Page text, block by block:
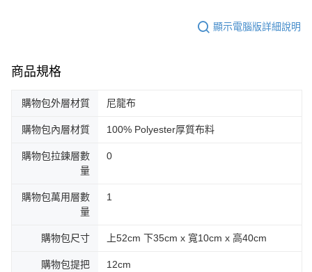
顯示電腦版詳細說明
商品規格
購物包外層材質 尼龍布
購物包內層材質 100% Polyester厚質布料
購物包拉鍊層數
量
0
購物包萬用層數
量
1
購物包尺寸 上52cm 下35cm x 寬10cm x 高40cm
購物包提把 12cm